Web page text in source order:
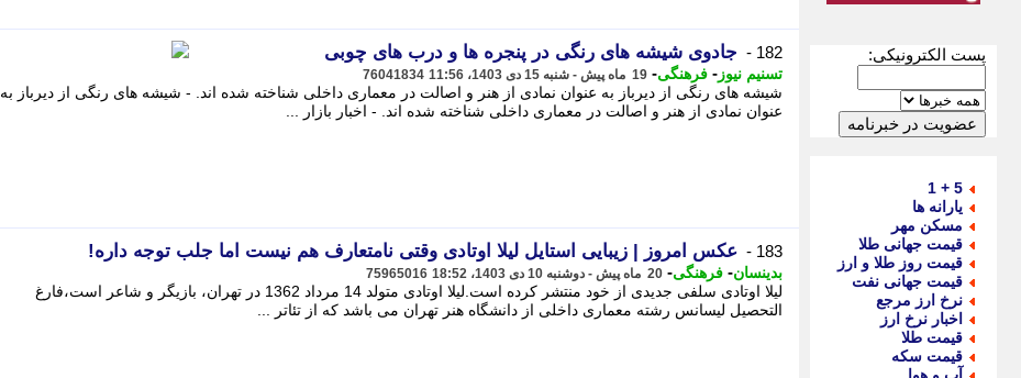
پست الکترونیکی:
5 + 1
یارانه ها
مسکن مهر
قیمت جهانی طلا
قیمت روز طلا و ارز
قیمت جهانی نفت
نرخ ارز مرجع
اخبار نرخ ارز
قیمت طلا
قیمت سکه
182 - جادوی شیشه های رنگی در پنجره ها و درب های چوبی
تسنیم نیوز - فرهنگی- 19 ماه پیش - شنبه 15 دی 1403، 11:56 76041834
شیشه های رنگی از دیرباز به عنوان نمادی از هنر و اصالت در معماری داخلی شناخته شده اند. - شیشه های رنگی از دیرباز به
عنوان نمادی از هنر و اصالت در معماری داخلی شناخته شده اند. - اخبار بازار ...
183 - عکس امروز | زیبایی استایل لیلا اوتادی وقتی نامتعارف هم نیست اما جلب توجه داره!
بدینسان- فرهنگی- 20 ماه پیش - دوشنبه 10 دی 1403، 18:52 75965016
لیلا اوتادی سلفی جدیدی از خود منتشر کرده است.لیلا اوتادی متولد 14 مرداد 1362 در تهران، بازیگر و شاعر است،فارغ
التحصیل لیسانس رشته معماری داخلی از دانشگاه هنر تهران می باشد که از تئاتر ...